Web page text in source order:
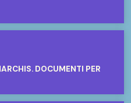
DOCUMENTI PER